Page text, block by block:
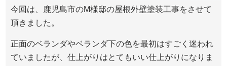
今回は、鹿児島市のM様邸の屋根外壁塗装工事をさせて
頂きました。
正面のベランダやベランダ下の色を最初はすごく迷われ
ていましたが、仕上がりはとてもいい仕上がりになりま